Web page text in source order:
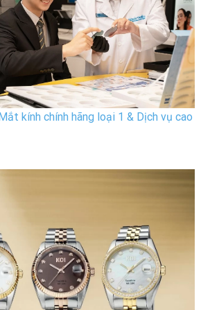
kính chính hãng loại 1 & Dịch vụ cao